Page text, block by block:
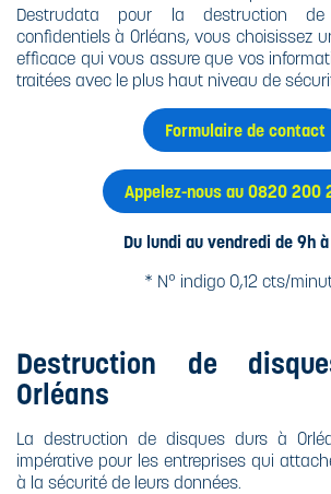
Destrudata pour la destruction
confidentiels à Orléans, vous choisissez
efficace qui vous assure que vos
traitées avec le plus haut niveau de
Formulaire de contact
Appelez-nous au 0820 200
Du lundi au vendredi de 9h
* N° indigo 0,12 cts/
Destruction de
Orléans
La destruction de disques durs à
impérative pour les entreprises qui
à la sécurité de leurs données.